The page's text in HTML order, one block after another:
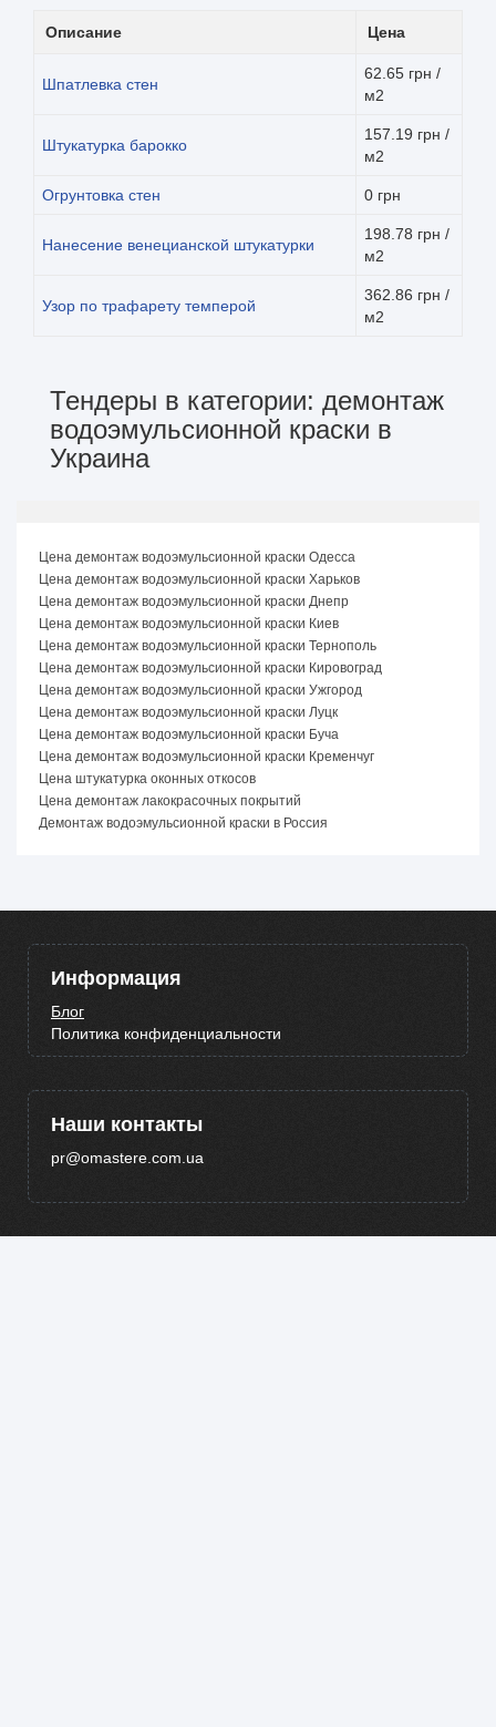
Описание Цена
Шпатлевка стен
62.65 грн /
м2
Штукатурка барокко
157.19 грн /
м2
Огрунтовка стен 0 грн
Нанесение венецианской штукатурки
198.78 грн /
м2
Узор по трафарету темперой
362.86 грн /
м2
Тендеры в категории: демонтаж
водоэмульсионной краски в
Украина
Цена демонтаж водоэмульсионной краски Одесса
Цена демонтаж водоэмульсионной краски Харьков
Цена демонтаж водоэмульсионной краски Днепр
Цена демонтаж водоэмульсионной краски Киев
Цена демонтаж водоэмульсионной краски Тернополь
Цена демонтаж водоэмульсионной краски Кировоград
Цена демонтаж водоэмульсионной краски Ужгород
Цена демонтаж водоэмульсионной краски Луцк
Цена демонтаж водоэмульсионной краски Буча
Цена демонтаж водоэмульсионной краски Кременчуг
Цена штукатурка оконных откосов
Цена демонтаж лакокрасочных покрытий
Демонтаж водоэмульсионной краски в Россия
Информация
Блог
Политика конфиденциальности
Наши контакты
pr@omastere.com.ua